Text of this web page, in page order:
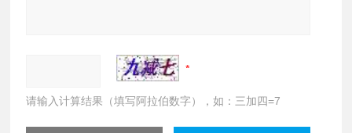
请输入计算结果（填写阿拉伯数字），如：三加四=7